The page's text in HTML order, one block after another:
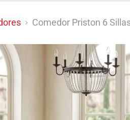
Comedor Priston 6